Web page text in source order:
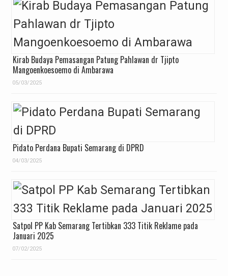
Kirab Budaya Pemasangan Patung Pahlawan dr Tjipto
Mangoenkoesoemo di Ambarawa
05/03/2025
Pidato Perdana Bupati Semarang di DPRD
04/03/2025
Satpol PP Kab Semarang Tertibkan 333 Titik Reklame pada
Januari 2025
07/02/2025